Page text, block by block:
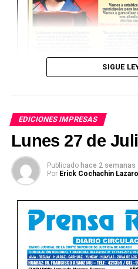
SIGUE
EDICIONES IMPRESAS
Lunes 27 de
Publicado hace 2 semanas
Por Erick Cochachin Lazaro